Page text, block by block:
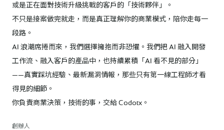
或是正在面對技術升級挑戰的客戶的「技術夥伴」。
不只是接案做完就走，而是真正理解你的商業模式，陪你走每一
段路。
AI 浪潮席捲而來，我們選擇擁抱而非恐懼。我們把 AI 融入開發
工作流、融入客戶的產品中，也持續累積「AI 看不見的部分」
——真實踩坑經驗、最新漏洞情報，那些只有第一線工程師才看
得見的細節。
你負責商業決策，技術的事，交給Codotx 。
創辦人